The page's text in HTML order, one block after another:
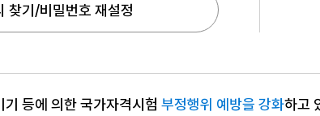
찾기/비밀번호 재설정
등에 의한 국가자격시험 부정행위 예방을 강화하고